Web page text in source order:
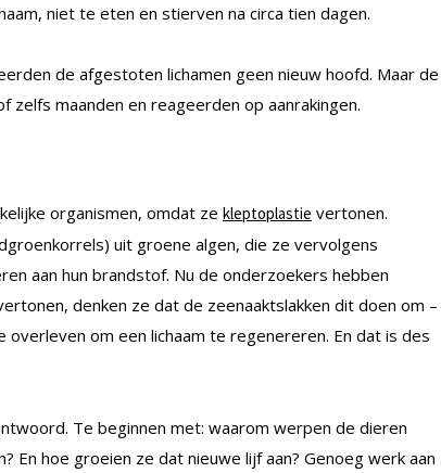
niet te eten en stierven na circa tien dagen.
de afgestoten lichamen geen nieuw hoofd. Maar de
maanden en reageerden op aanrakingen.
organismen, omdat ze kleptoplastie vertonen.
uit groene algen, die ze vervolgens
aan hun brandstof. Nu de onderzoekers hebben
denken ze dat de zeenaaktslakken dit doen om –
overleven om een lichaam te regenereren. En dat is des
Te beginnen met: waarom werpen de dieren
En hoe groeien ze dat nieuwe lijf aan? Genoeg werk aan